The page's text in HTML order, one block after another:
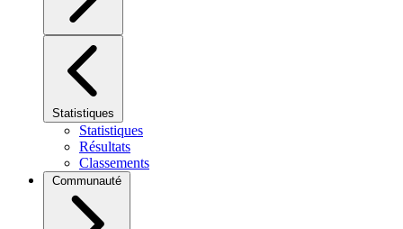
Statistiques
Statistiques
Résultats
Classements
Communauté